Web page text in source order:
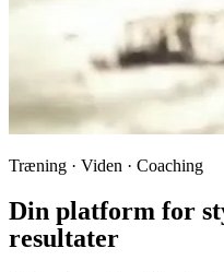
Træning · Viden · Coaching
Din platform for
resultater